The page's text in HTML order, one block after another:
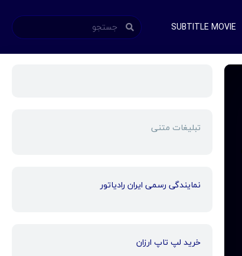
SUBTITLE MOVIE
تبلیغات متنی
نمایندگی رسمی ایران رادیاتور
خرید لپ تاپ ارزان